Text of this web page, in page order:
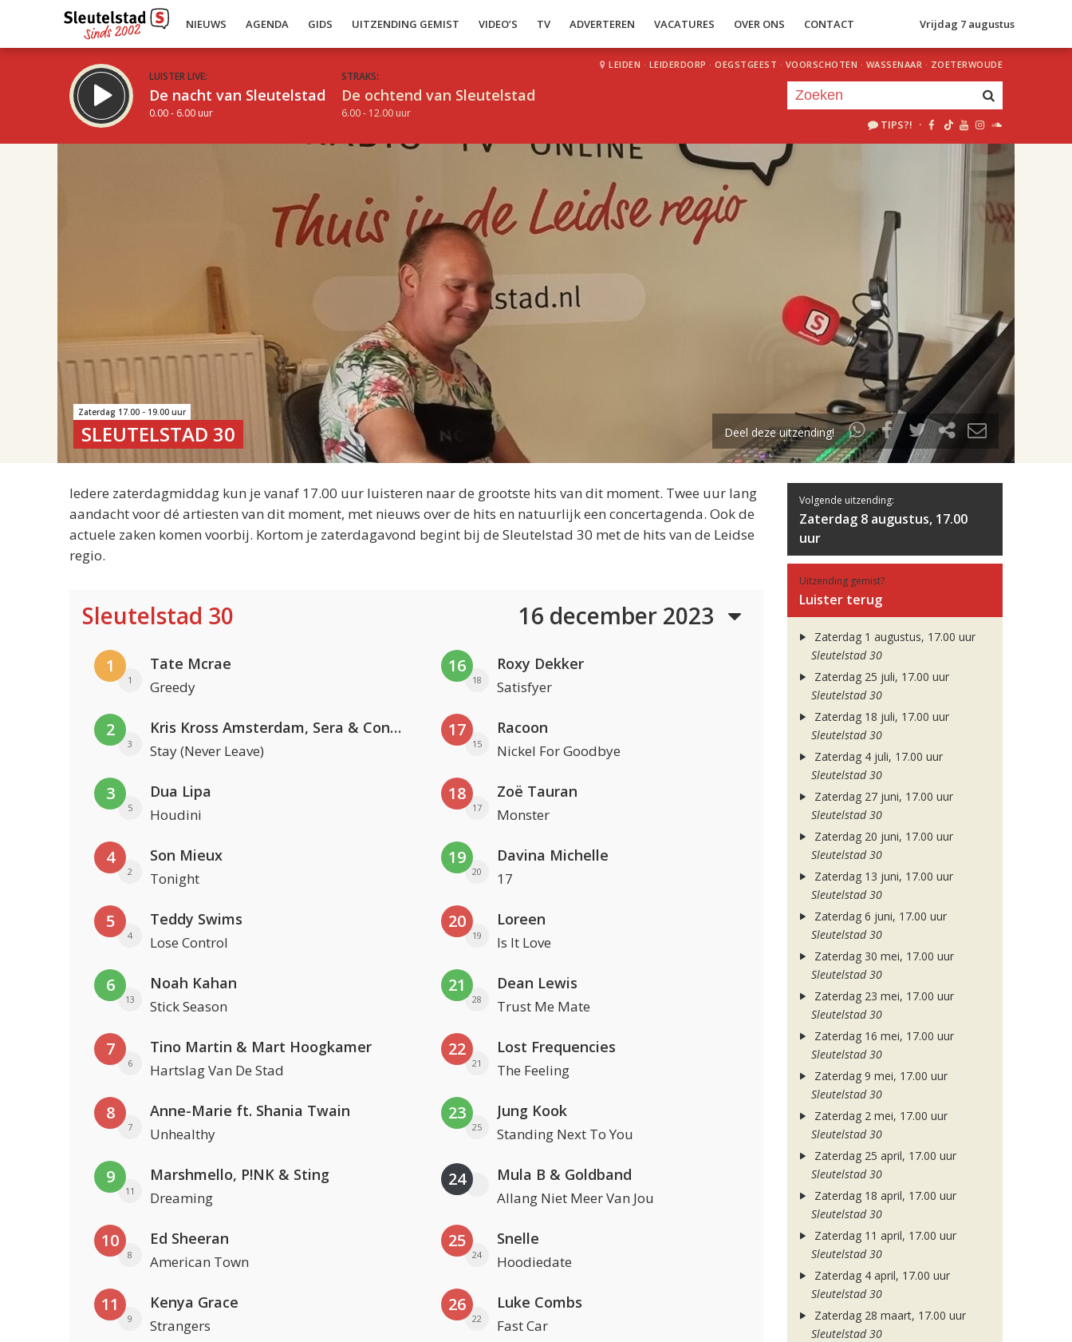
NIEUWS AGENDA GIDS UITZENDING GEMIST VIDEO’S TV ADVERTEREN VACATURES OVER ONS CONTACT Vrijdag 7 augustus
LUISTER LIVE:
De nacht van Sleutelstad
0.00 - 6.00 uur
STRAKS:
De ochtend van Sleutelstad
6.00 - 12.00 uur
LEIDEN · LEIDERDORP · OEGSTGEEST · VOORSCHOTEN · WASSENAAR · ZOETERWOUDE
TIPS?! ·
uur 1 van 2
Volgend uur
Zaterdag 17.00 - 19.00 uur
SLEUTELSTAD 30 Deel deze uitzending!
Iedere zaterdagmiddag kun je vanaf 17.00 uur luisteren naar de grootste hits van dit moment. Twee uur lang
aandacht voor dé artiesten van dit moment, met nieuws over de hits en natuurlijk een concertagenda. Ook de
actuele zaken komen voorbij. Kortom je zaterdagavond begint bij de Sleutelstad 30 met de hits van de Leidse
regio.
Sleutelstad 30 16 december 2023
1
1
Tate Mcrae
Greedy
2
3
Kris Kross Amsterdam, Sera & Conor Maynard
Stay (Never Leave)
3
5
Dua Lipa
Houdini
4
2
Son Mieux
Tonight
5
4
Teddy Swims
Lose Control
6
13
Noah Kahan
Stick Season
7
6
Tino Martin & Mart Hoogkamer
Hartslag Van De Stad
8
7
Anne-Marie ft. Shania Twain
Unhealthy
9
11
Marshmello, P!NK & Sting
Dreaming
10
8
Ed Sheeran
American Town
11
9
Kenya Grace
Strangers
16
18
Roxy Dekker
Satisfyer
17
15
Racoon
Nickel For Goodbye
18
17
Zoë Tauran
Monster
19
20
Davina Michelle
17
20
19
Loreen
Is It Love
21
28
Dean Lewis
Trust Me Mate
22
21
Lost Frequencies
The Feeling
23
25
Jung Kook
Standing Next To You
24 Mula B & Goldband
Allang Niet Meer Van Jou
25
24
Snelle
Hoodiedate
26
22
Luke Combs
Fast Car
Volgende uitzending:
Zaterdag 8 augustus, 17.00
uur
Uitzending gemist?
Luister terug
Zaterdag 1 augustus, 17.00 uur
Sleutelstad 30
Zaterdag 25 juli, 17.00 uur
Sleutelstad 30
Zaterdag 18 juli, 17.00 uur
Sleutelstad 30
Zaterdag 4 juli, 17.00 uur
Sleutelstad 30
Zaterdag 27 juni, 17.00 uur
Sleutelstad 30
Zaterdag 20 juni, 17.00 uur
Sleutelstad 30
Zaterdag 13 juni, 17.00 uur
Sleutelstad 30
Zaterdag 6 juni, 17.00 uur
Sleutelstad 30
Zaterdag 30 mei, 17.00 uur
Sleutelstad 30
Zaterdag 23 mei, 17.00 uur
Sleutelstad 30
Zaterdag 16 mei, 17.00 uur
Sleutelstad 30
Zaterdag 9 mei, 17.00 uur
Sleutelstad 30
Zaterdag 2 mei, 17.00 uur
Sleutelstad 30
Zaterdag 25 april, 17.00 uur
Sleutelstad 30
Zaterdag 18 april, 17.00 uur
Sleutelstad 30
Zaterdag 11 april, 17.00 uur
Sleutelstad 30
Zaterdag 4 april, 17.00 uur
Sleutelstad 30
Zaterdag 28 maart, 17.00 uur
Sleutelstad 30